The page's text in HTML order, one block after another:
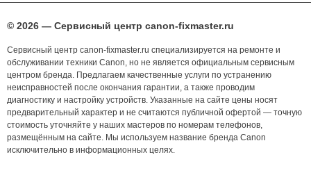
© 2026 — Сервисный центр canon-fixmaster.ru
Сервисный центр canon-fixmaster.ru специализируется на ремонте и
обслуживании техники Canon, но не является официальным сервисным
центром бренда. Предлагаем качественные услуги по устранению
неисправностей после окончания гарантии, а также проводим
диагностику и настройку устройств. Указанные на сайте цены носят
предварительный характер и не считаются публичной офертой — точную
стоимость уточняйте у наших мастеров по номерам телефонов,
размещённым на сайте. Мы используем название бренда Canon
исключительно в информационных целях.